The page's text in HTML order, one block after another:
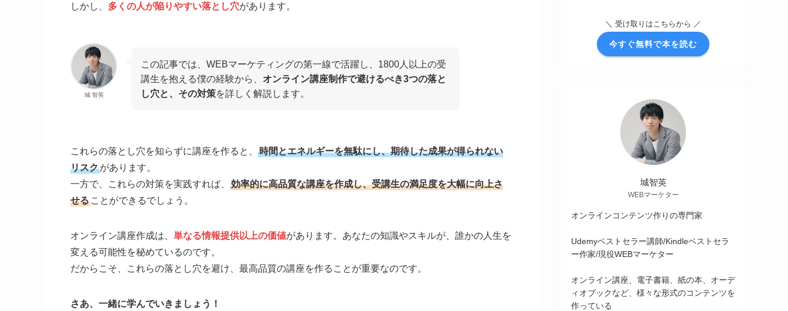
しかし、 多くの人が陥りやすい落とし穴があります。
城 智英
この記事では、WEBマーケティングの第一線で活躍し、1800人以上の受
講生を抱える僕の経験から、 オンライン講座制作で避けるべき3つの落と
し穴と、その対策を詳しく解説します。
これらの落とし穴を知らずに講座を作ると、
時間とエネルギーを無駄にし、期待した成果が得られない
リスクがあります。
一方で、これらの対策を実践すれば、
効率的に高品質な講座を作成し、受講生の満足度を大幅に向上さ
せる ことができるでしょう。
オンライン講座作成は、 単なる情報提供以上の価値があります。あなたの知識やスキルが、誰かの人生を
変える可能性を秘めているのです。
だからこそ、これらの落とし穴を避け、最高品質の講座を作ることが重要なのです。
さあ、一緒に学んでいきましょう！
＼ 受け取りはこちらから ／
今すぐ無料で本を読む
城智英
WEBマーケター
オンラインコンテンツ作りの専門家
Udemyベストセラー講師/Kindleベストセラ
ー作家/現役WEBマーケター
オンライン講座、電子書籍、紙の本、オーデ
ィオブックなど、様々な形式のコンテンツを
作っている